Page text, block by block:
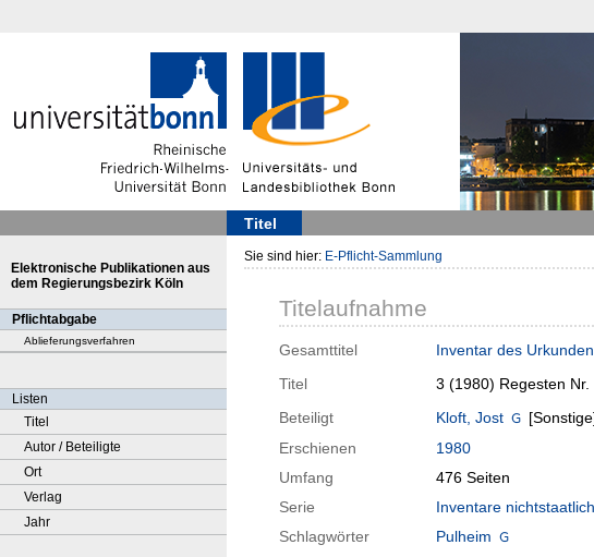
Titel
Elektronische Publikationen aus
dem Regierungsbezirk Köln
Pflichtabgabe
Ablieferungsverfahren
Listen
Titel
Autor / Beteiligte
Ort
Verlag
Jahr
Sie sind hier: E-Pflicht-Sammlung
Titelaufnahme
Gesamttitel
Inventar des
Titel
3 (1980) Regesten
Beteiligt
Kloft, Jost
Erschienen
1980
Umfang
476 Seiten
Serie
Inventare
Schlagwörter
Pulheim